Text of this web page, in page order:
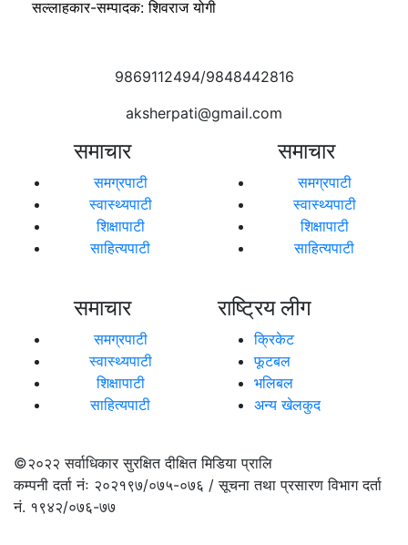
सल्लाहकार-सम्पादक: शिवराज योगी
9869112494/9848442816
aksherpati@gmail.com
समाचार
समग्रपाटी
स्वास्थ्यपाटी
शिक्षापाटी
साहित्यपाटी
समाचार
समग्रपाटी
स्वास्थ्यपाटी
शिक्षापाटी
साहित्यपाटी
समाचार
समग्रपाटी
स्वास्थ्यपाटी
शिक्षापाटी
साहित्यपाटी
राष्ट्रिय लीग
क्रिकेट
फूटबल
भलिबल
अन्य खेलकुद
©२०२२सर्वाधिकार सुरक्षित दीक्षित मिडिया प्रालि
कम्पनी दर्ता नंः २०२१९७/०७५-०७६ / सूचना तथा प्रसारण विभाग दर्ता
नं. १९४२/०७६-७७